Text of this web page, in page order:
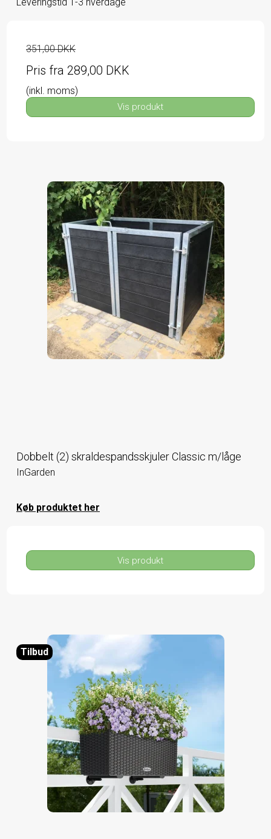
351,00 DKK
Pris fra 289,00 DKK
(inkl. moms)
Vis produkt
Dobbelt (2) skraldespandsskjuler Classic m/låge
InGarden
Køb produktet her
Vis produkt
Tilbud